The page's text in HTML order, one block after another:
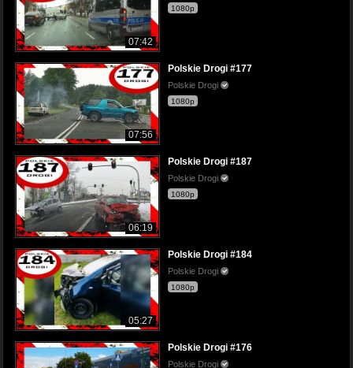
07:42
1080p
07:56
Polskie Drogi #177
Polskie Drogi
1080p
06:19
Polskie Drogi #187
Polskie Drogi
1080p
05:27
Polskie Drogi #184
Polskie Drogi
1080p
Polskie Drogi #176
Polskie Drogi